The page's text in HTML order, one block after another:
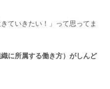
ていきたい！」って思ってま
に所属する働き方）がしんど